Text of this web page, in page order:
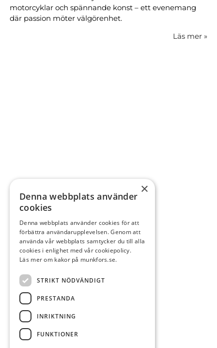
motorcyklar och spännande konst – ett evenemang
där passion möter välgörenhet.
Läs mer »
×
Denna webbplats använder
cookies
Denna webbplats använder cookies för att
förbättra användarupplevelsen. Genom att
använda vår webbplats samtycker du till alla
cookies i enlighet med vår cookiepolicy.
Läs mer om kakor på munkfors.se.
STRIKT NÖDVÄNDIGT
PRESTANDA
INRIKTNING
FUNKTIONER